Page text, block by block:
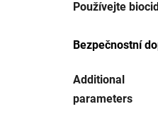
Používejte
Bezpečnostní
Additional
parameters